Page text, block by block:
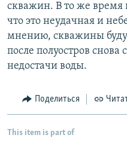
скважин. В то же время
что это неудачная и
мнению, скважины
после полуостров снова
недостачи воды.
Поделиться
This item is part of